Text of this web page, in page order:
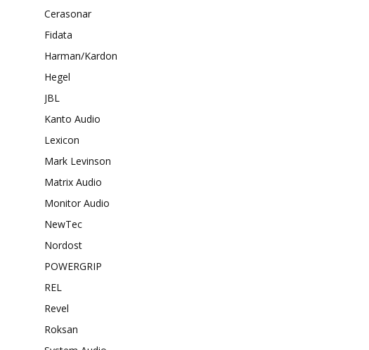
Cerasonar
Fidata
Harman/Kardon
Hegel
JBL
Kanto Audio
Lexicon
Mark Levinson
Matrix Audio
Monitor Audio
NewTec
Nordost
POWERGRIP
REL
Revel
Roksan